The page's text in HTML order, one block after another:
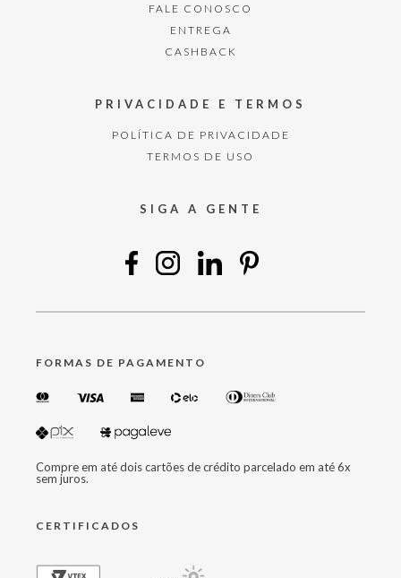
FALE CONOSCO
ENTREGA
CASHBACK
PRIVACIDADE E TERMOS
POLÍTICA DE PRIVACIDADE
TERMOS DE USO
SIGA A GENTE
FORMAS DE PAGAMENTO
Compre em até dois cartões de crédito parcelado em até 6x
sem juros.
CERTIFICADOS